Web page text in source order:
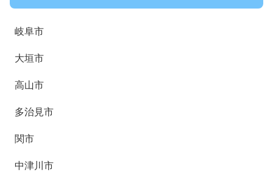
岐阜市
大垣市
高山市
多治見市
関市
中津川市